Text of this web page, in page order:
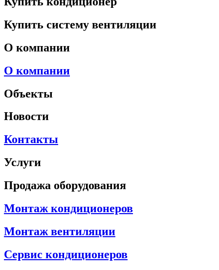
Купить систему вентиляции
О компании
О компании
Объекты
Новости
Контакты
Услуги
Продажа оборудования
Монтаж кондиционеров
Монтаж вентиляции
Сервис кондиционеров